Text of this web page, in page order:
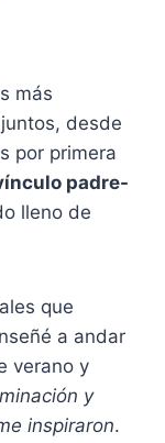
más
desde
por primera
padre-
lleno de
que
a andar
verano y
y
inspiraron.